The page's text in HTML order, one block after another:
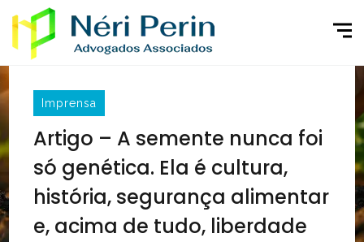
Imprensa
Artigo – A semente nunca foi
só genética. Ela é cultura,
história, segurança alimentar
e, acima de tudo, liberdade